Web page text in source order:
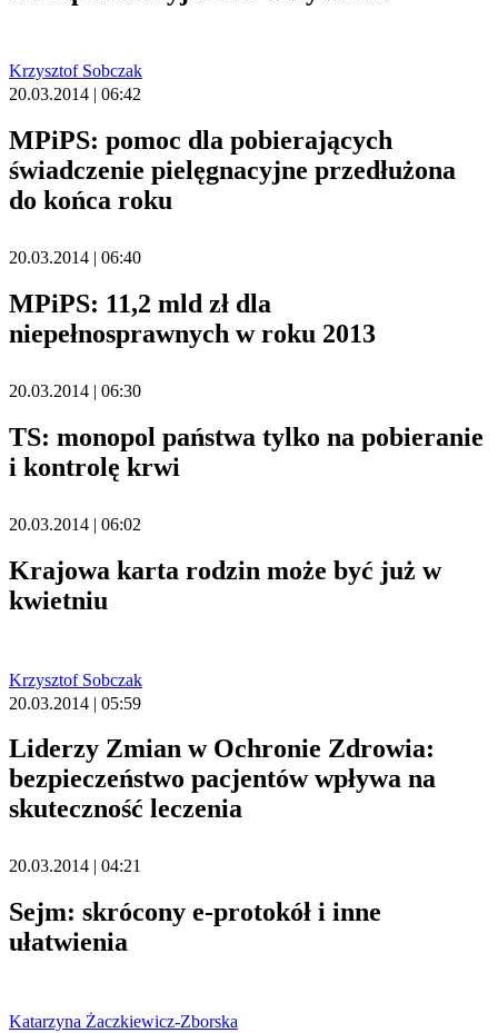
Krzysztof Sobczak
20.03.2014 | 06:42
MPiPS: pomoc dla pobierających
świadczenie pielęgnacyjne przedłużona
do końca roku
20.03.2014 | 06:40
MPiPS: 11,2 mld zł dla
niepełnosprawnych w roku 2013
20.03.2014 | 06:30
TS: monopol państwa tylko na pobieranie
i kontrolę krwi
20.03.2014 | 06:02
Krajowa karta rodzin może być już w
kwietniu
Krzysztof Sobczak
20.03.2014 | 05:59
Liderzy Zmian w Ochronie Zdrowia:
bezpieczeństwo pacjentów wpływa na
skuteczność leczenia
20.03.2014 | 04:21
Sejm: skrócony e-protokół i inne
ułatwienia
Katarzyna Żaczkiewicz-Zborska